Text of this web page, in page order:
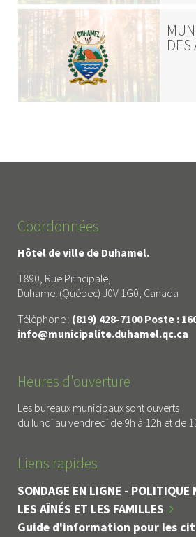
MUNICIPALITÉ AMIE
DES
Coordonnées
Hôtel de ville de Duhamel.
1890, Rue Principale,
Duhamel (Québec) J0V 1G0, Canada
Téléphone : (819) 428-7100 Poste :
info@municipalite.duhamel.qc.ca
Heures d'ouverture
Les bureaux municipaux sont ouverts
du lundi au vendredi de 9h à 12h et de
Liens rapides
SONDAGE EN LIGNE - POLITIQUE
LES AÎNÉS ET LES FAMILLES
Guide d'information pour les